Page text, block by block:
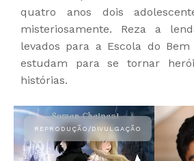
quatro anos dois
misteriosamente. Reza a
levados para a Escola do
estudam para se tornar
histórias.